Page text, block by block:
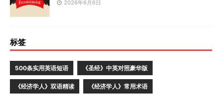
2026年6月6日
标签
500条实用英语短语 《圣经》中英对照豪华版
《经济学人》双语精读 《经济学人》常用术语